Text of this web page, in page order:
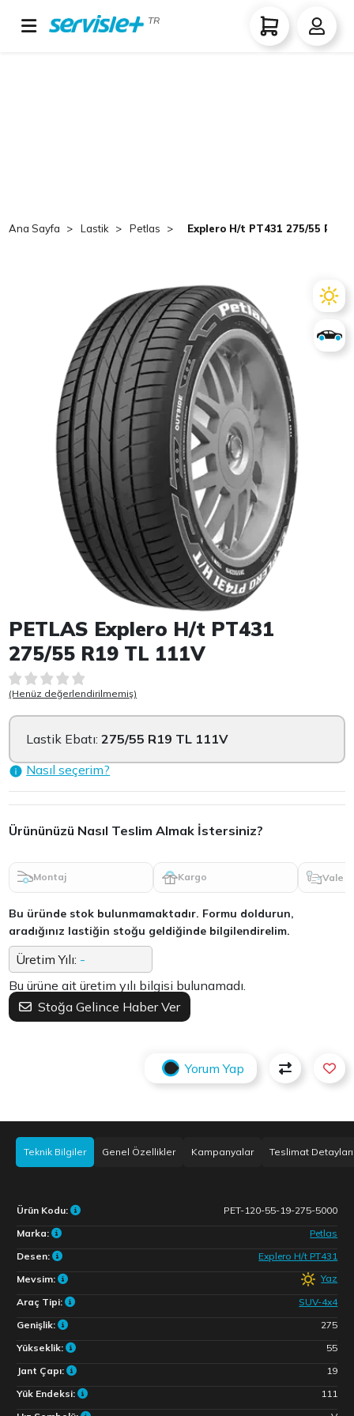
TR
Ana Sayfa Lastik Petlas Explero H/t PT431 275/55 R19
Item 1 of 1
PETLAS Explero H/t PT431
275/55 R19 TL 111V
(Henüz değerlendirilmemiş)
Lastik Ebatı:275/55 R19 TL 111V
Nasıl seçerim?
Ürününüzü Nasıl Teslim Almak İstersiniz?
Montaj Kargo Vale
Bu üründe stok bulunmamaktadır. Formu doldurun,
aradığınız lastiğin stoğu geldiğinde bilgilendirelim.
Üretim Yılı: -
Bu ürüne ait üretim yılı bilgisi bulunamadı.
Stoğa Gelince Haber Ver
Yorum Yap
Teknik Bilgiler Genel Özellikler Kampanyalar Teslimat Detayları
Ürün Kodu:
PET-120-55-19-275-5000
Marka:
Petlas
Desen:
Explero H/t PT431
Mevsim:
Yaz
Araç Tipi:
SUV-4x4
Genişlik:
275
Yükseklik:
55
Jant Çapı:
19
Yük Endeksi:
111